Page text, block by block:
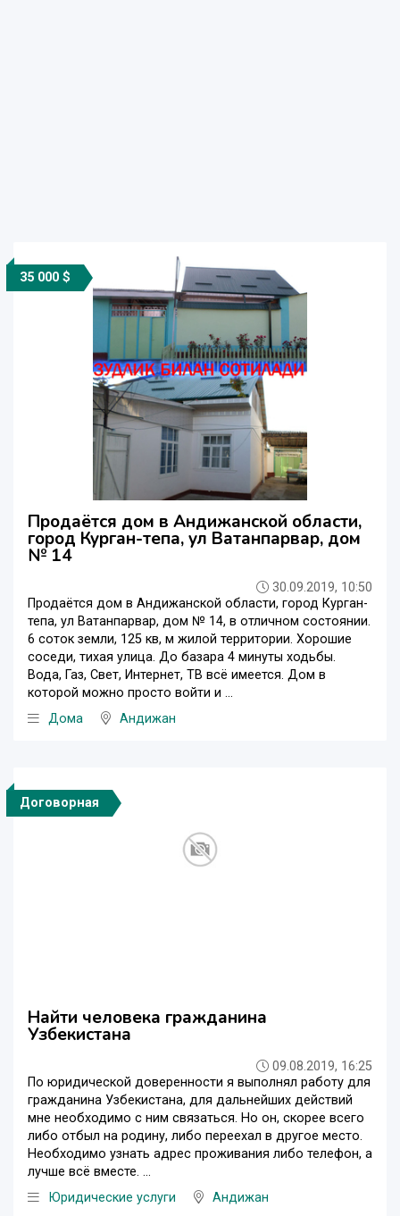
35 000 $
Продаётся дом в Андижанской области,
город Курган-тепа, ул Ватанпарвар, дом
№ 14
30.09.2019, 10:50
Продаётся дом в Андижанской области, город Курган-
тепа, ул Ватанпарвар, дом № 14, в отличном состоянии.
6 соток земли, 125 кв, м жилой территории. Хорошие
соседи, тихая улица. До базара 4 минуты ходьбы.
Вода, Газ, Свет, Интернет, ТВ всё имеется. Дом в
которой можно просто войти и ...
Дома
Андижан
Договорная
Найти человека гражданина
Узбекистана
09.08.2019, 16:25
По юридической доверенности я выполнял работу для
гражданина Узбекистана, для дальнейших действий
мне необходимо с ним связаться. Но он, скорее всего
либо отбыл на родину, либо переехал в другое место.
Необходимо узнать адрес проживания либо телефон, а
лучше всё вместе. ...
Юридические услуги
Андижан